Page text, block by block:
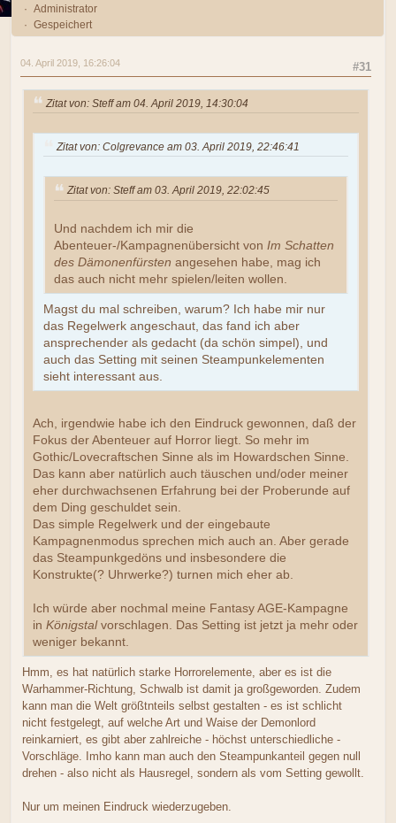
Administrator
Gespeichert
#31
04. April 2019, 16:26:04
Zitat von: Steff am 04. April 2019, 14:30:04
Zitat von: Colgrevance am 03. April 2019, 22:46:41
Zitat von: Steff am 03. April 2019, 22:02:45
Und nachdem ich mir die
Abenteuer-/Kampagnenübersicht von Im Schatten
des Dämonenfürsten angesehen habe, mag ich
das auch nicht mehr spielen/leiten wollen.
Magst du mal schreiben, warum? Ich habe mir nur
das Regelwerk angeschaut, das fand ich aber
ansprechender als gedacht (da schön simpel), und
auch das Setting mit seinen Steampunkelementen
sieht interessant aus.
Ach, irgendwie habe ich den Eindruck gewonnen, daß der
Fokus der Abenteuer auf Horror liegt. So mehr im
Gothic/Lovecraftschen Sinne als im Howardschen Sinne.
Das kann aber natürlich auch täuschen und/oder meiner
eher durchwachsenen Erfahrung bei der Proberunde auf
dem Ding geschuldet sein.
Das simple Regelwerk und der eingebaute
Kampagnenmodus sprechen mich auch an. Aber gerade
das Steampunkgedöns und insbesondere die
Konstrukte(? Uhrwerke?) turnen mich eher ab.
Ich würde aber nochmal meine Fantasy AGE-Kampagne
in Königstalvorschlagen. Das Setting ist jetzt ja mehr oder
weniger bekannt.
Hmm, es hat natürlich starke Horrorelemente, aber es ist die
Warhammer-Richtung, Schwalb ist damit ja großgeworden. Zudem
kann man die Welt größtnteils selbst gestalten - es ist schlicht
nicht festgelegt, auf welche Art und Waise der Demonlord
reinkarniert, es gibt aber zahlreiche - höchst unterschiedliche -
Vorschläge. Imho kann man auch den Steampunkanteil gegen null
drehen - also nicht als Hausregel, sondern als vom Setting gewollt.
Nur um meinen Eindruck wiederzugeben.